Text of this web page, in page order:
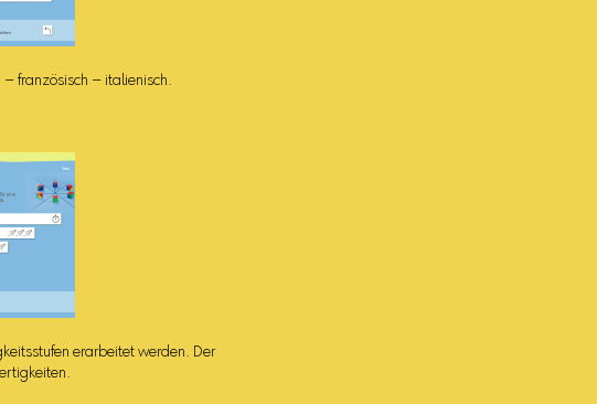
– französisch – italienisch.
erarbeitet werden. Der